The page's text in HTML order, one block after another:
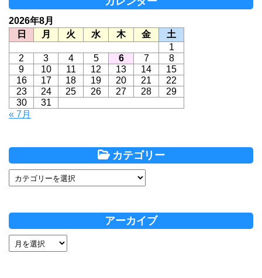
2026年8月
日
月 火 水 木 金
土
1
2
3 4 5 6 7
8
9
10 11 12 13 14
15
16
17 18 19 20 21
22
23
24 25 26 27 28
29
30
31
« 7月
カテゴリー
アーカイブ